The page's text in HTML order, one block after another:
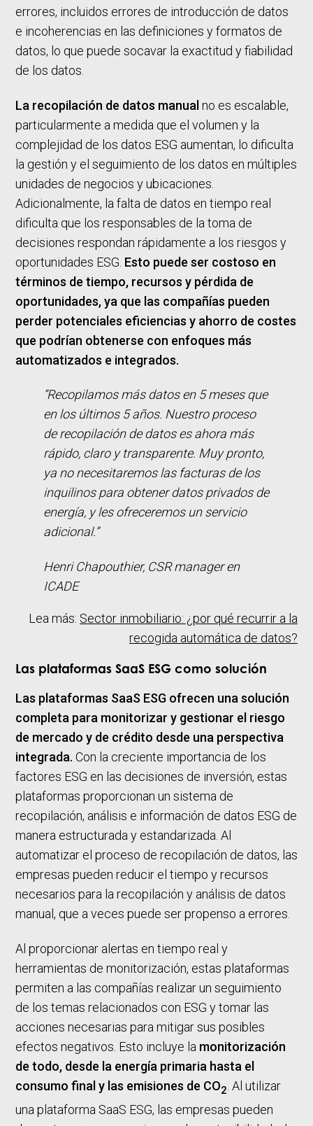
errores, incluidos errores de introducción de datos
e incoherencias en las definiciones y formatos de
datos, lo que puede socavar la exactitud y fiabilidad
de los datos.
La recopilación de datos manualno es escalable,
particularmente a medida que el volumen y la
complejidad de los datos ESG aumentan, lo dificulta
la gestión y el seguimiento de los datos en múltiples
unidades de negocios y ubicaciones.
Adicionalmente, la falta de datos en tiempo real
dificulta que los responsables de la toma de
decisiones respondan rápidamente a los riesgos y
oportunidades ESG. Esto puede ser costoso en
términos de tiempo, recursos y pérdida de
oportunidades, ya que las compañías pueden
perder potenciales eficiencias y ahorro de costes
que podrían obtenerse con enfoques más
automatizados e integrados.
“Recopilamos más datos en 5 meses que
en los últimos 5 años. Nuestro proceso
de recopilación de datos es ahora más
rápido, claro y transparente. Muy pronto,
ya no necesitaremos las facturas de los
inquilinos para obtener datos privados de
energía, y les ofreceremos un servicio
adicional.”
Henri Chapouthier, CSR manager en
ICADE
Lea más: Sector inmobiliario: ¿por qué recurrir a la
recogida automática de datos?
Las plataformas SaaS ESG como solución
Las plataformas SaaS ESG ofrecen una solución
completa para monitorizar y gestionar el riesgo
de mercado y de crédito desde una perspectiva
integrada. Con la creciente importancia de los
factores ESG en las decisiones de inversión, estas
plataformas proporcionan un sistema de
recopilación, análisis e información de datos ESG de
manera estructurada y estandarizada. Al
automatizar el proceso de recopilación de datos, las
empresas pueden reducir el tiempo y recursos
necesarios para la recopilación y análisis de datos
manual, que a veces puede ser propenso a errores.
Al proporcionar alertas en tiempo real y
herramientas de monitorización, estas plataformas
permiten a las compañías realizar un seguimiento
de los temas relacionados con ESG y tomar las
acciones necesarias para mitigar sus posibles
efectos negativos. Esto incluye la monitorización
de todo, desde la energía primaria hasta el
consumo final y las emisiones de CO2 . Al utilizar
una plataforma SaaS ESG, las empresas pueden